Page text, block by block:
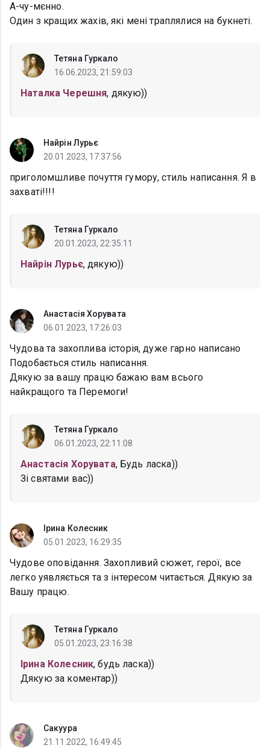
А-чу-мєнно.
Один з кращих жахів, які мені траплялися на букнеті.
Тетяна Гуркало
16.06.2023, 21:59:03
Наталка Черешня, дякую))
Найрін Лурьє
20.01.2023, 17:37:56
приголомшливе почуття гумору, стиль написання. Я в
захваті!!!!
Тетяна Гуркало
20.01.2023, 22:35:11
Найрін Лурьє, дякую))
Анастасія Хорувата
06.01.2023, 17:26:03
Чудова та захоплива історія, дуже гарно написано
Подобається стиль написання.
Дякую за вашу працю бажаю вам всього
найкращого та Перемоги!
Тетяна Гуркало
06.01.2023, 22:11:08
Анастасія Хорувата, Будь ласка))
Зі святами вас))
Ірина Колесник
05.01.2023, 16:29:35
Чудове оповідання. Захопливий сюжет, герої, все
легко уявляється та з інтересом читається. Дякую за
Вашу працю.
Тетяна Гуркало
05.01.2023, 23:16:38
Ірина Колесник, будь ласка))
Дякую за коментар))
Сакуура
21.11.2022, 16:49:45